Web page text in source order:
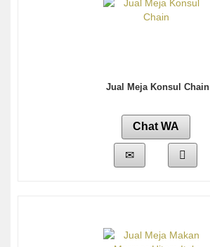
Jual Meja Konsul Chain
Chat WA